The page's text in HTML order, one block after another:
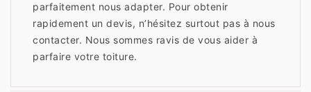
parfaitement nous adapter. Pour obtenir
rapidement un devis, n’hésitez surtout pas à nous
contacter. Nous sommes ravis de vous aider à
parfaire votre toiture.